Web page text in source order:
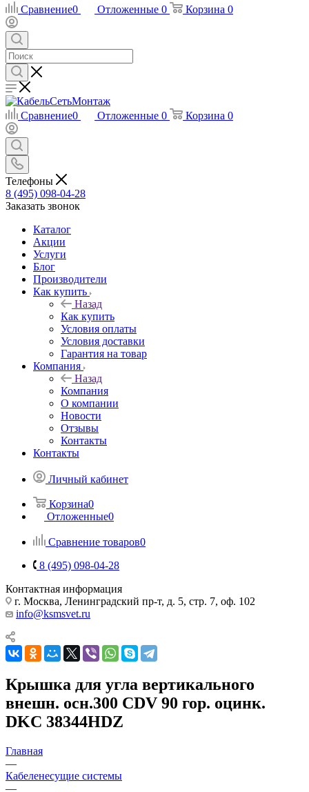
Сравнение0 Отложенные 0 Корзина 0
Сравнение0 Отложенные 0 Корзина 0
Телефоны
8 (495) 098-04-28
Заказать звонок
Каталог
Акции
Услуги
Блог
Производители
Как купить
Назад
Как купить
Условия оплаты
Условия доставки
Гарантия на товар
Компания
Назад
Компания
О компании
Новости
Отзывы
Контакты
Контакты
Личный кабинет
Корзина0
Отложенные0
Сравнение товаров0
8 (495) 098-04-28
Контактная информация
г. Москва, Ленинградский пр-т, д. 5, стр. 7, оф. 102
info@ksmsvet.ru
Крышка для угла вертикального
внешн. осн.300 CDV 90 гор. оцинк.
DKC 38344HDZ
Главная
—
Кабеленесущие системы
—